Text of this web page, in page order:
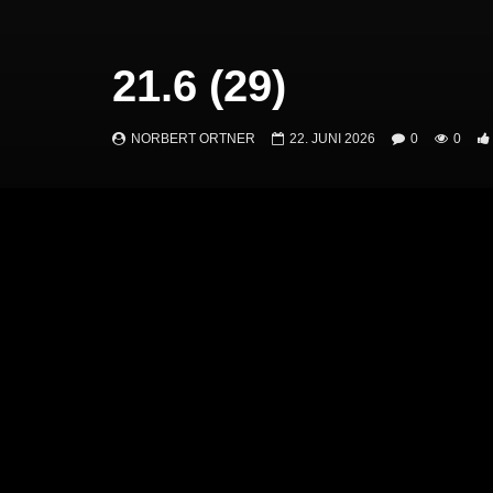
21.6 (29)
NORBERT ORTNER 22. JUNI 2026 0 0